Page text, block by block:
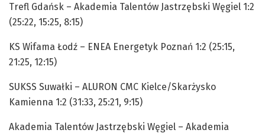
Trefl Gdańsk – Akademia Talentów Jastrzębski Węgiel 1:2
(25:22, 15:25, 8:15)
KS Wifama Łodź – ENEA Energetyk Poznań 1:2 (25:15,
21:25, 12:15)
SUKSS Suwałki – ALURON CMC Kielce/Skarżysko
Kamienna 1:2 (31:33, 25:21, 9:15)
Akademia Talentów Jastrzębski Węgiel – Akademia